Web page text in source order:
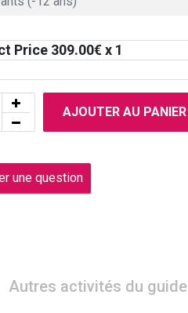
Price 309.00€ x 1
AJOUTER AU PANIER
une question
Autres activités du guide